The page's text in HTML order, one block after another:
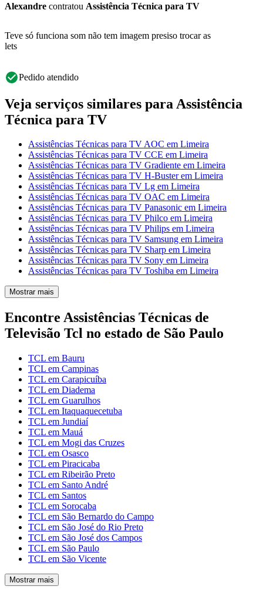
Alexandre contratou Assistência Técnica para TV
Teve só funciona som não tem imagem presiso trocar as
lets
Pedido atendido
Veja serviços similares para Assistência
Técnica para TV
Assistências Técnicas para TV AOC em Limeira
Assistências Técnicas para TV CCE em Limeira
Assistências Técnicas para TV Gradiente em Limeira
Assistências Técnicas para TV H-Buster em Limeira
Assistências Técnicas para TV Lg em Limeira
Assistências Técnicas para TV OAC em Limeira
Assistências Técnicas para TV Panasonic em Limeira
Assistências Técnicas para TV Philco em Limeira
Assistências Técnicas para TV Philips em Limeira
Assistências Técnicas para TV Samsung em Limeira
Assistências Técnicas para TV Sharp em Limeira
Assistências Técnicas para TV Sony em Limeira
Assistências Técnicas para TV Toshiba em Limeira
Mostrar mais
Encontre Assistências Técnicas de
Televisão Tcl no estado de São Paulo
TCL em Bauru
TCL em Campinas
TCL em Carapicuíba
TCL em Diadema
TCL em Guarulhos
TCL em Itaquaquecetuba
TCL em Jundiaí
TCL em Mauá
TCL em Mogi das Cruzes
TCL em Osasco
TCL em Piracicaba
TCL em Ribeirão Preto
TCL em Santo André
TCL em Santos
TCL em Sorocaba
TCL em São Bernardo do Campo
TCL em São José do Rio Preto
TCL em São José dos Campos
TCL em São Paulo
TCL em São Vicente
Mostrar mais